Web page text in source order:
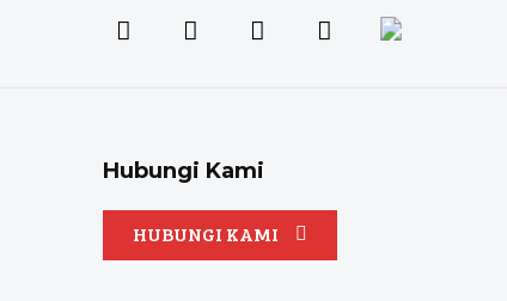
Hubungi Kami
HUBUNGI KAMI